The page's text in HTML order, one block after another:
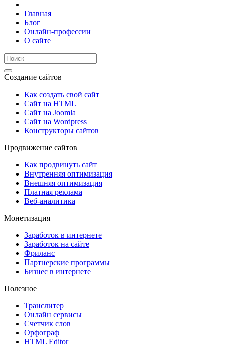
Главная
Блог
Онлайн-профессии
О сайте
Создание сайтов
Как создать свой сайт
Сайт на HTML
Сайт на Joomla
Сайт на Wordpress
Конструкторы сайтов
Продвижение сайтов
Как продвинуть сайт
Внутренняя оптимизация
Внешняя оптимизация
Платная реклама
Веб-аналитика
Монетизация
Заработок в интернете
Заработок на сайте
Фриланс
Партнерские программы
Бизнес в интернете
Полезное
Транслитер
Онлайн сервисы
Счетчик слов
Орфограф
HTML Editor